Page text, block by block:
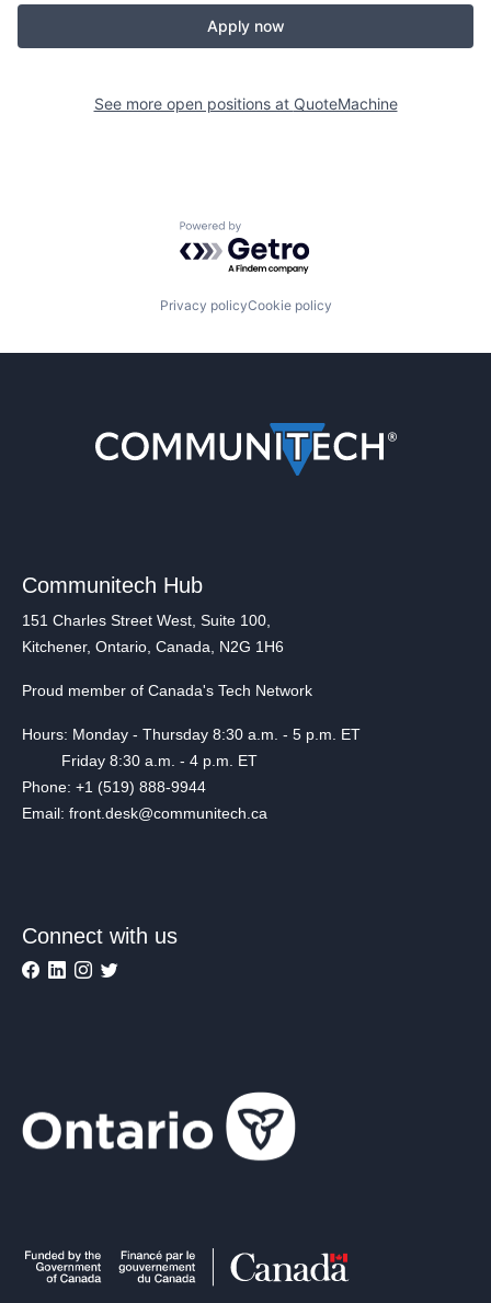
Apply now
See more open positions at QuoteMachine
Powered by Getro.com
Privacy policyCookie policy
Communitech Hub
151 Charles Street West, Suite 100,
Kitchener, Ontario, Canada, N2G 1H6
Proud member of Canada's Tech Network
Hours: Monday - Thursday 8:30 a.m. - 5 p.m. ET
Friday 8:30 a.m. - 4 p.m. ET
Phone: +1 (519) 888-9944
Email: front.desk@communitech.ca
Connect with us